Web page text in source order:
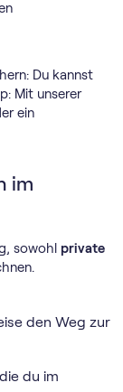
Du kannst
Mit unserer
ein
im
sowohl private
den Weg zur
du im